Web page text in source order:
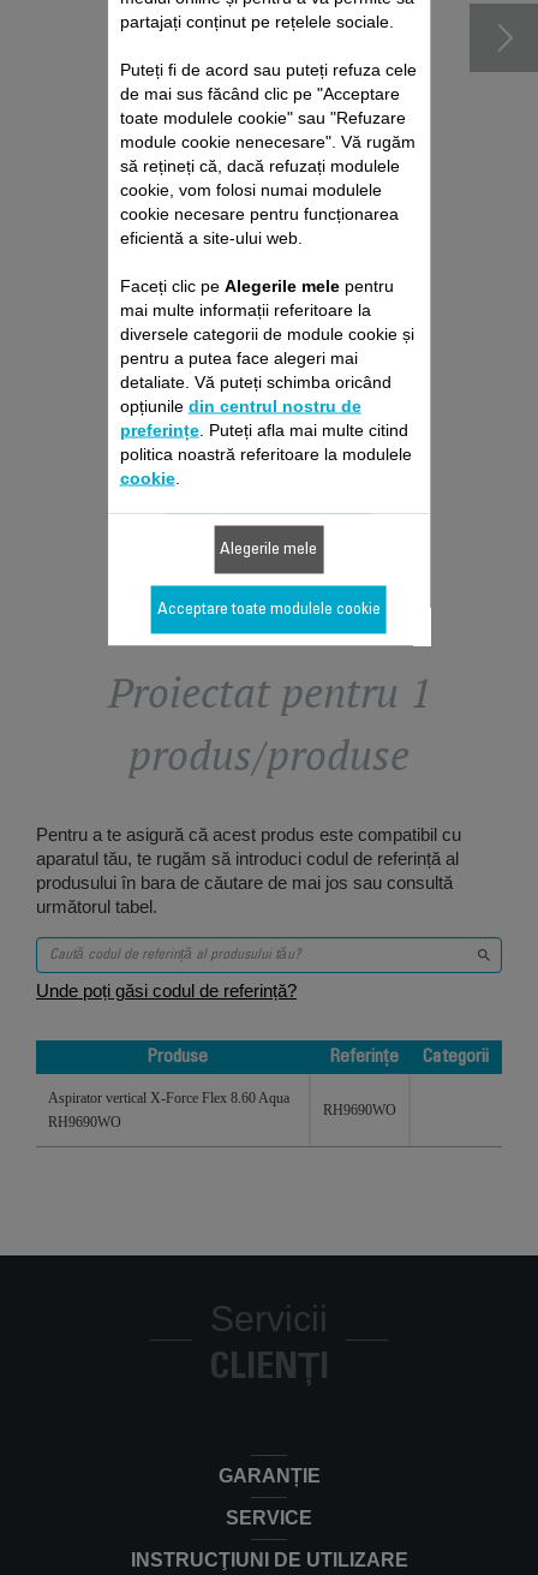
PACHET DE REPARAȚII
ASPIRATOR VERTICAL
ROWENTA
Fără deviz, fără surprize
Prelungire cu 6 luni a garanției!
429,00 RON
Proiectat pentru 1
produs/produse
Pentru a te asigură că acest produs este compatibil cu
aparatul tău, te rugăm să introduci codul de referință al
produsului în bara de căutare de mai jos sau consultă
următorul tabel.
Unde poți găsi codul de referință?
Produse Referințe
Categorii
Aspirator vertical X-Force Flex 8.60 Aqua
RH9690WO
RH9690WO
Servicii
CLIENȚI
GARANȚIE
SERVICE
INSTRUCŢIUNI DE UTILIZARE
partajați conținut pe rețelele sociale.
Puteți fi de acord sau puteți refuza cele
de mai sus făcând clic pe "Acceptare
toate modulele cookie" sau "Refuzare
module cookie nenecesare". Vă rugăm
să rețineți că, dacă refuzați modulele
cookie, vom folosi numai modulele
cookie necesare pentru funcționarea
eficientă a site-ului web.
Faceți clic pe Alegerile melepentru
mai multe informații referitoare la
diversele categorii de module cookie și
pentru a putea face alegeri mai
detaliate. Vă puteți schimba oricând
opțiunile din centrul nostru de
preferințe. Puteți afla mai multe citind
politica noastră referitoare la modulele
cookie.
Alegerile mele
Acceptare toate modulele cookie